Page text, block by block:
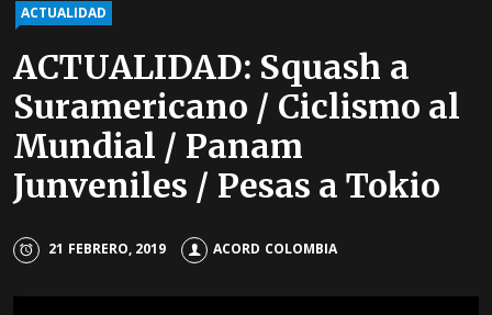
ACTUALIDAD
ACTUALIDAD: Squash a
Suramericano / Ciclismo al
Mundial / Panam
Junveniles / Pesas a Tokio
21 FEBRERO, 2019 ACORD COLOMBIA